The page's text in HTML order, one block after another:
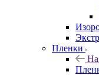
Пленки